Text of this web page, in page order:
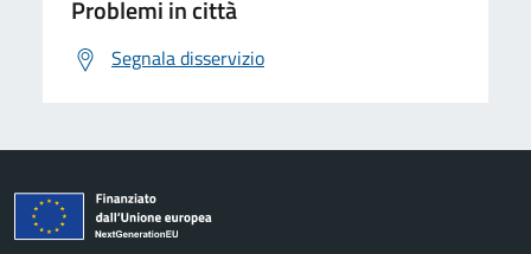
Problemi in città
Segnala disservizio